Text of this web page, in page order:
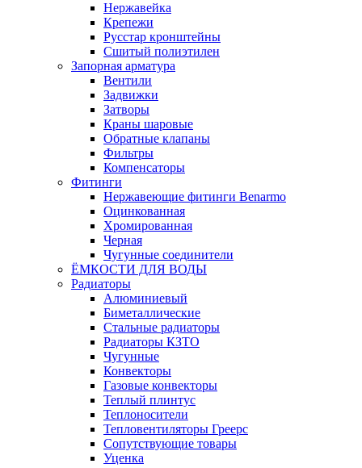
Нержавейка
Крепежи
Русстар кронштейны
Сшитый полиэтилен
Запорная арматура
Вентили
Задвижки
Затворы
Краны шаровые
Обратные клапаны
Фильтры
Компенсаторы
Фитинги
Нержавеющие фитинги Benarmo
Оцинкованная
Хромированная
Черная
Чугунные соединители
ЁМКОСТИ ДЛЯ ВОДЫ
Радиаторы
Алюминиевый
Биметаллические
Стальные радиаторы
Радиаторы КЗТО
Чугунные
Конвекторы
Газовые конвекторы
Теплый плинтус
Теплоносители
Тепловентиляторы Греерс
Сопутствующие товары
Уценка